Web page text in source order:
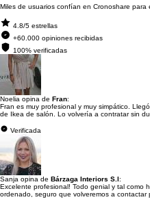
Miles de usuarios confían en Cronoshare para
4.8/5 estrellas
+60.000 opiniones recibidas
100% verificadas
Noelia opina de Fran:
Fran es muy profesional y muy simpático.
de Ikea de salón. Lo volvería a contratar sin
Verificada
Sanja opina de Bárzaga Interiors S.l:
Excelente profesional! Todo genial y tal como
ordenado, seguro que volveremos a